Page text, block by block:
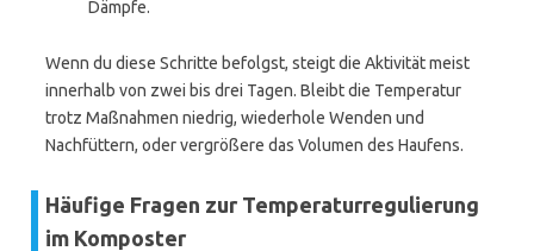
Dämpfe.
Wenn du diese Schritte befolgst, steigt die Aktivität meist
innerhalb von zwei bis drei Tagen. Bleibt die Temperatur
trotz Maßnahmen niedrig, wiederhole Wenden und
Nachfüttern, oder vergrößere das Volumen des Haufens.
Häufige Fragen zur Temperaturregulierung
im Komposter